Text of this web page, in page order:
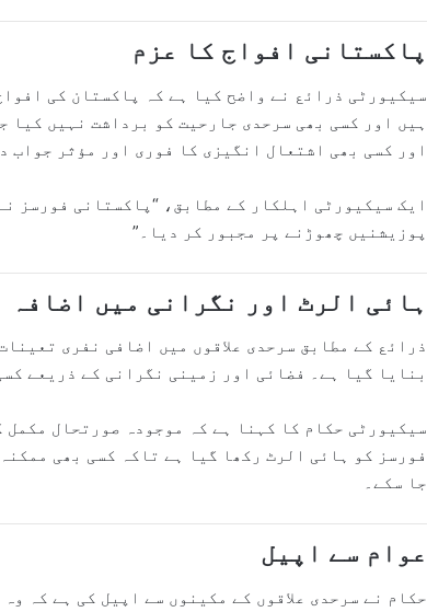
پاکستانی افواج کا عزم
سیکیورٹی ذرائع نے واضح کیا ہے کہ پاکستان کی
ہیں اور کسی بھی سرحدی جارحیت کو برداشت نہیں
اور کسی بھی اشتعال انگیزی کا فوری اور مؤثر جواب
ایک سیکیورٹی اہلکار کے مطابق، “پاکستانی فورسز
پوزیشنیں چھوڑنے پر مجبور کر دیا۔”
ہائی الرٹ اور نگرانی میں اضافہ
ذرائع کے مطابق سرحدی علاقوں میں اضافی نفری
بنایا گیا ہے۔ فضائی اور زمینی نگرانی کے ذریعے
سیکیورٹی حکام کا کہنا ہے کہ موجودہ صورتحال
فورسز کو ہائی الرٹ رکھا گیا ہے تاکہ کسی بھی
جا سکے۔
عوام سے اپیل
حکام نے سرحدی علاقوں کے مکینوں سے اپیل کی ہے کہ